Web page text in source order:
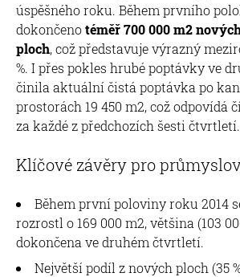
úspěšného roku. Během prvního
dokončenotéměř 700 000 m2
ploch, což představuje výrazný
%. I přes pokles hrubé poptávky ve
činila aktuální čistá poptávka po
prostorách 19 450 m2, což odpovídá
za každé z předchozích šesti čtvrtletí.
Klíčové závěry pro
Během první poloviny roku 2014
rozrostl o 169 000 m2, většina (103
dokončena ve druhém čtvrtletí.
Největší podíl z nových ploch (35